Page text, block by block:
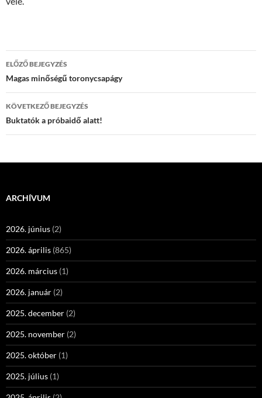
Bejegyzés
navigáció
ELŐZŐ BEJEGYZÉS
Magas minőségű toronycsapágy
KÖVETKEZŐ BEJEGYZÉS
Buktatók a próbaidő alatt!
ARCHÍVUM
2026. június (2)
2026. április (865)
2026. március (1)
2026. január (2)
2025. december (2)
2025. november (2)
2025. október (1)
2025. július (1)